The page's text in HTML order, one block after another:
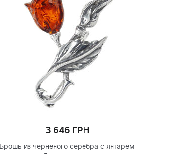
3 646 ГРН
Брошь из черненого серебра с янтарем